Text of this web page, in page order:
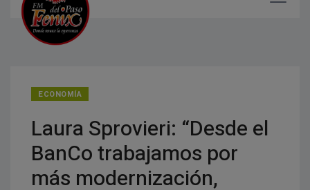
ECONOMÍA
Laura Sprovieri: “Desde el
BanCo trabajamos por
más modernización,